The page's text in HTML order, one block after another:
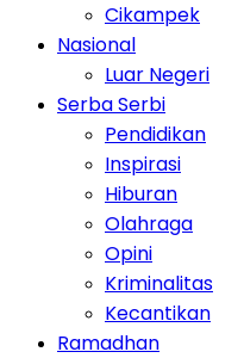
Cikampek
Nasional
Luar Negeri
Serba Serbi
Pendidikan
Inspirasi
Hiburan
Olahraga
Opini
Kriminalitas
Kecantikan
Ramadhan